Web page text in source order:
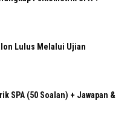
Lulus Melalui Ujian
SPA (50 Soalan) + Jawapan &